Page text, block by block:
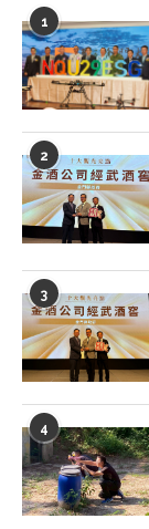
1
2
3
4